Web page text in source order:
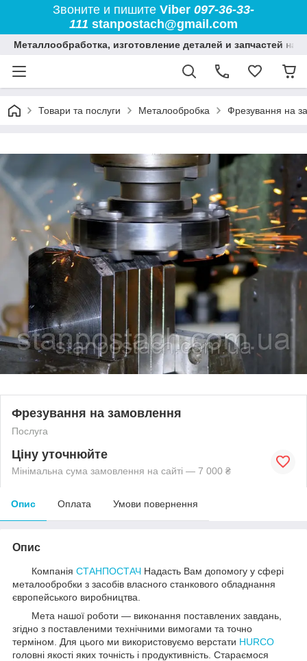
Звоните и пишите Viber 097-36-33-
111 stanpostach@gmail.com
Металлообработка, изготовление деталей и запчастей на
Товари та послуги Металообробка Фрезування на
Фрезування на замовлення
Послуга
Ціну уточнюйте
Мінімальна сума замовлення на сайті — 7 000 ₴
Опис Оплата Умови повернення
Опис
Компанія СТАНПОСТАЧ Надасть Вам допомогу у сфері
металообробки з засобів власного станкового обладнання
європейського виробництва.
Мета нашої роботи — виконання поставлених завдань,
згідно з поставленими технічними вимогами та точно
терміном. Для цього ми використовуємо верстати HURCO
головні якості яких точність і продуктивність. Стараємося